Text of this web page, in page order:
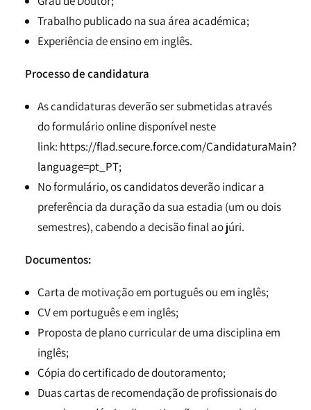
Trabalho publicado na sua área académica;
Experiência de ensino em inglês.
Processo de candidatura
As candidaturas deverão ser submetidas através
do formulário online disponível neste
link: https://flad.secure.force.com/CandidaturaMain?
language=pt_PT;
No formulário, os candidatos deverão indicar a
preferência da duração da sua estadia (um ou dois
semestres), cabendo a decisão final ao júri.
Documentos:
Carta de motivação em português ou em inglês;
CV em português e em inglês;
Proposta de plano curricular de uma disciplina em
inglês;
Cópia do certificado de doutoramento;
Duas cartas de recomendação de profissionais do